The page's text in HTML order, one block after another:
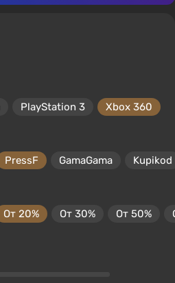
PlayStation 3 Xbox 360
PressF GamaGama Kupikod
От 20% От 30% От 50%